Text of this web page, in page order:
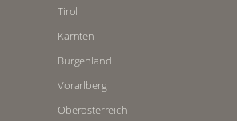
Tirol
Kärnten
Burgenland
Vorarlberg
Oberösterreich